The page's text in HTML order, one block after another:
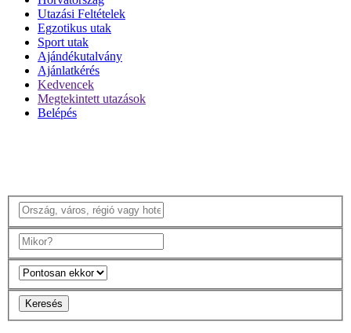
Utazási Feltételek
Egzotikus utak
Sport utak
Ajándékutalvány
Ajánlatkérés
Kedvencek
Megtekintett utazások
Belépés
Keresés